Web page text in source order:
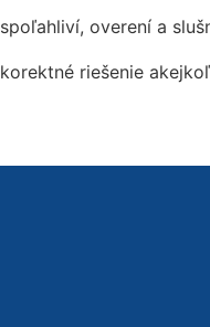
spoľahliví, overení a
korektné riešenie